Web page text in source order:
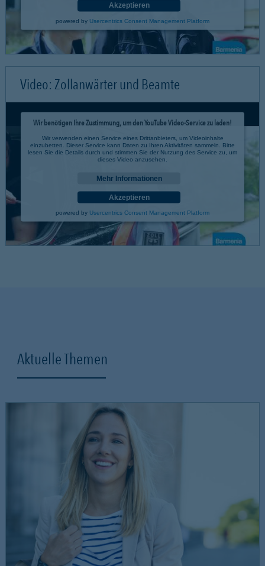
Akzeptieren
powered by Usercentrics Consent Management Platform
Video: Zollanwärter und Beamte
Wir benötigen Ihre Zustimmung, um den YouTube Video-Service zu laden!
Wir verwenden einen Service eines Drittanbieters, um Videoinhalte
einzubetten. Dieser Service kann Daten zu Ihren Aktivitäten sammeln. Bitte
lesen Sie die Details durch und stimmen Sie der Nutzung des Service zu, um
dieses Video anzusehen.
Mehr Informationen
Akzeptieren
powered by Usercentrics Consent Management Platform
Aktuelle Themen